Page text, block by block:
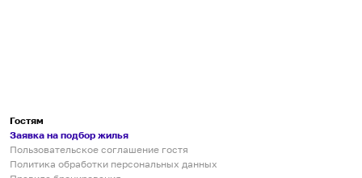
Гостям
Заявка на подбор жилья
Пользовательское соглашение гостя
Политика обработки персональных данных